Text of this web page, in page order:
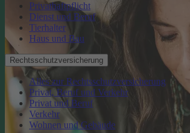
Privathaftpflicht
Dienst und Beruf
Tierhalter
Haus und Bau
Rechtsschutzversicherung
Alles zur Rechtsschutzversicherung
Privat, Beruf und Verkehr
Privat und Beruf
Verkehr
Wohnen und Gebäude